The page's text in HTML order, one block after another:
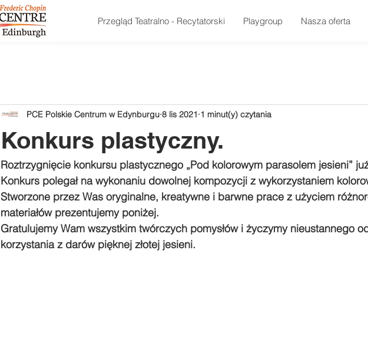
Przegląd Teatralno - Recytatorski Playgroup Nasza oferta
Konkurs plastyczny.
PCE Polskie Centrum w Edynburgu 8 lis 2021 1 minut(y) czytania
Roztrzygnięcie konkursu plastycznego „Pod kolorowym parasolem jesieni”
Konkurs polegał na wykonaniu dowolnej kompozycji z wykorzystaniem
Stworzone przez Was oryginalne, kreatywne i barwne prace z użyciem
materiałów prezentujemy poniżej.
Gratulujemy Wam wszystkim twórczych pomysłów i życzymy nieustannego
korzystania z darów pięknej złotej jesieni.